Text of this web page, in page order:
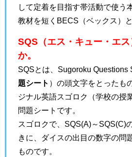
して定着を目指す帯活動で使う
教材を短くBECS（ベックス）
SQS（エス・キュー・エ
か。
SQSとは、Sugoroku Questions
題シート ）の頭文字をとったも
ジナル英語スゴロク（学校の授
問題シートです。
スゴロクで、SQS(A)～SQS(C)
きに、ダイスの出目の数字の問
ものです。